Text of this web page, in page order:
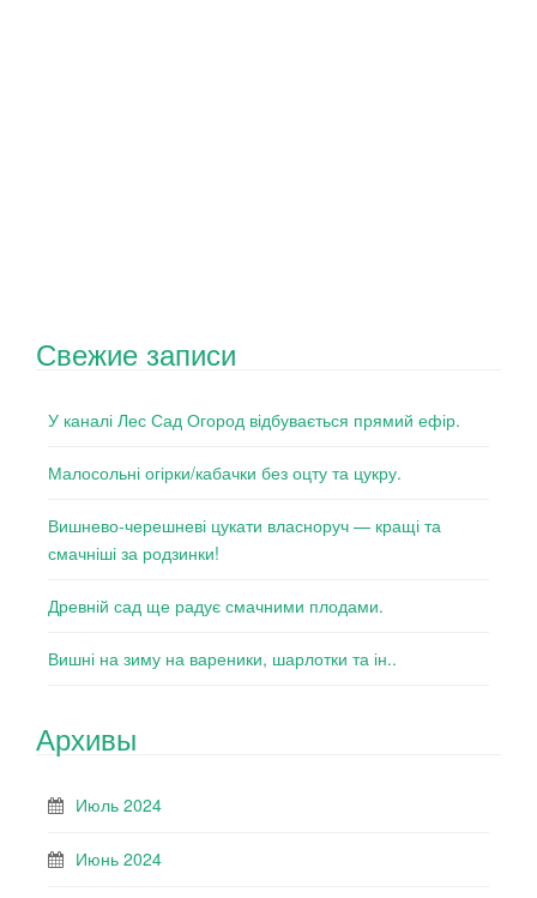
Свежие записи
У каналі Лес Сад Огород відбувається прямий ефір.
Малосольні огірки/кабачки без оцту та цукру.
Вишнево-черешневі цукати власноруч — кращі та
смачніші за родзинки!
Древній сад ще радує смачними плодами.
Вишні на зиму на вареники, шарлотки та ін..
Архивы
Июль 2024
Июнь 2024